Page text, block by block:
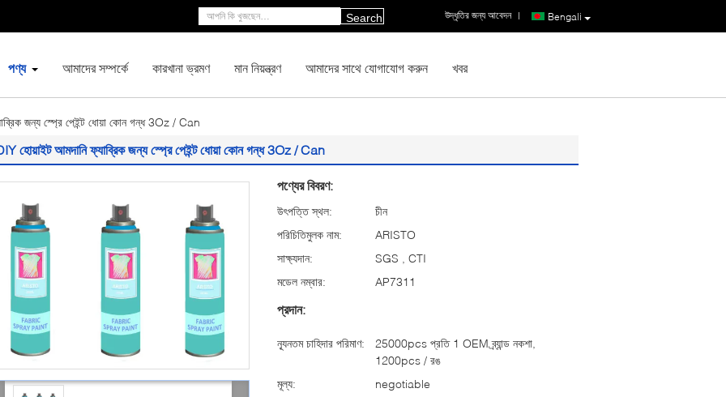
Bengali
উদ্ধৃতির জন্য আবেদন |
Search
পণ্য আমাদের সম্পর্কে কারখানা ভ্রমণ মান নিয়ন্ত্রণ আমাদের সাথে যোগাযোগ করুন খবর
জন্য স্প্রে পেইন্ট ধোয়া কোন গন্ধ 3Oz / Can
হোয়াইট আমদানি ফ্যাব্রিক জন্য স্প্রে পেইন্ট ধোয়া কোন গন্ধ 3Oz / Can
পণ্যের বিবরণ:
উৎপত্তি স্থল:
চীন
পরিচিতিমুলক নাম:
ARISTO
সাক্ষ্যদান:
SGS , CTI
মডেল নম্বার:
AP7311
প্রদান:
ন্যূনতম চাহিদার পরিমাণ:
25000pcs প্রতি 1 OEM ব্র্যান্ড নকশা,
1200pcs / রঙ
মূল্য:
negotiable